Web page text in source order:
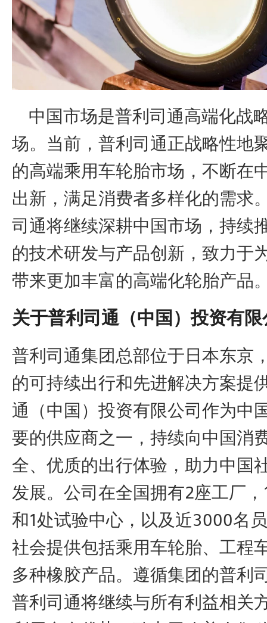
中国市场是普利司通高端化战
场。当前，普利司通正战略性地
的高端乘用车轮胎市场，不断在
出新，满足消费者多样化的需求
司通将继续深耕中国市场，持续
的技术研发与产品创新，致力于
带来更加丰富的高端化轮胎产品
关于普利司通（中国）投资有
普利司通集团总部位于日本东京
的可持续出行和先进解决方案提
通（中国）投资有限公司作为中
要的供应商之一，持续向中国消
全、优质的出行体验，助力中国
发展。公司在全国拥有2座工厂
和1处试验中心，以及近3000名
社会提供包括乘用车轮胎、工程
多种橡胶产品。遵循集团的普利
普利司通将继续与所有利益相关